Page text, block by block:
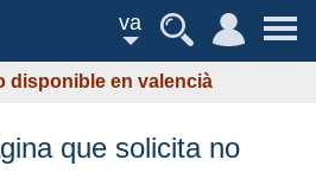
va
disponible en valencià
que solicita no